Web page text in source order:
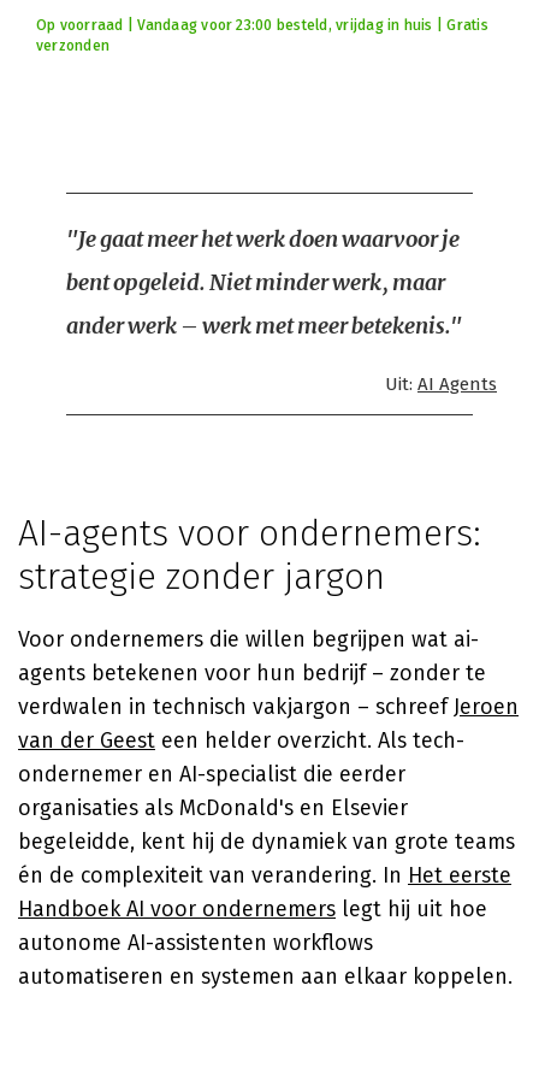
Op voorraad | Vandaag voor 23:00 besteld, vrijdag in huis | Gratis
verzonden
"Je gaat meer het werk doen waarvoor je
bent opgeleid. Niet minder werk, maar
ander werk – werk met meer betekenis."
Uit: AI Agents
AI-agents voor ondernemers:
strategie zonder jargon
Voor ondernemers die willen begrijpen wat ai-
agents betekenen voor hun bedrijf – zonder te
verdwalen in technisch vakjargon – schreef Jeroen
van der Geest een helder overzicht. Als tech-
ondernemer en AI-specialist die eerder
organisaties als McDonald's en Elsevier
begeleidde, kent hij de dynamiek van grote teams
én de complexiteit van verandering. In Het eerste
Handboek AI voor ondernemers legt hij uit hoe
autonome AI-assistenten workflows
automatiseren en systemen aan elkaar koppelen.